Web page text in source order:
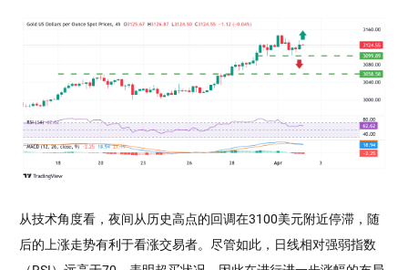
从技术角度看，夜间从历史高点的回调在3100美元附近停滞，随
后的上涨走势有利于看涨交易者。尽管如此，日线相对强弱指数